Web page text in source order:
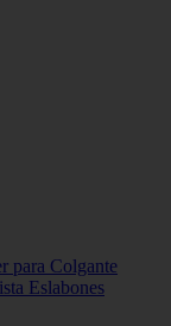
para Colgante
Eslabones